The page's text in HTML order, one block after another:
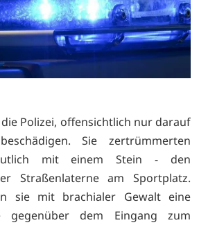
Polizei, offensichtlich nur darauf
Sie zertrümmerten
mit einem Stein - den
Straßenlaterne am Sportplatz.
sie mit brachialer Gewalt eine
dem Eingang zum